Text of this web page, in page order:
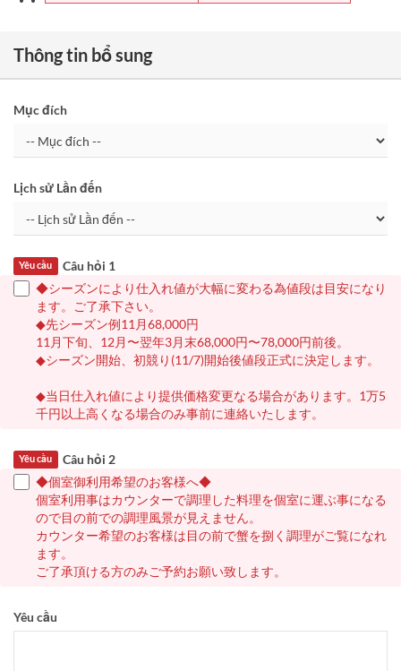
Thông tin bổ sung
Mục đích
Lịch sử Lần đến
Câu hỏi 1
Yêu cầu
◆シーズンにより仕入れ値が大幅に変わる為値段は目安になり
ます。ご了承下さい。
◆先シーズン例11月68,000円
11月下旬、12月〜翌年3月末68,000円〜78,000円前後。
◆シーズン開始、初競り(11/7)開始後値段正式に決定します。
◆当日仕入れ値により提供価格変更なる場合があります。1万5
千円以上高くなる場合のみ事前に連絡いたします。
Câu hỏi 2
Yêu cầu
◆個室御利用希望のお客様へ◆
個室利用事はカウンターで調理した料理を個室に運ぶ事になる
ので目の前での調理風景が見えません。
カウンター希望のお客様は目の前で蟹を捌く調理がご覧になれ
ます。
ご了承頂ける方のみご予約お願い致します。
Yêu cầu